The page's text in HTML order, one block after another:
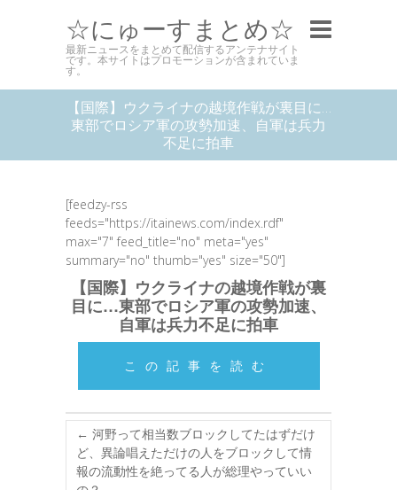
☆にゅーすまとめ☆
最新ニュースをまとめて配信するアンテナサイト
です。本サイトはプロモーションが含まれていま
す。
【国際】ウクライナの越境作戦が裏目に…
東部でロシア軍の攻勢加速、自軍は兵力
不足に拍車
[feedzy-rss
feeds="https://itainews.com/index.rdf"
max="7" feed_title="no" meta="yes"
summary="no" thumb="yes" size="50"]
【国際】ウクライナの越境作戦が裏
目に…東部でロシア軍の攻勢加速、
自軍は兵力不足に拍車
この記事を読む
← 河野って相当数ブロックしてたはずだけ
ど、異論唱えただけの人をブロックして情
報の流動性を絶ってる人が総理やっていい